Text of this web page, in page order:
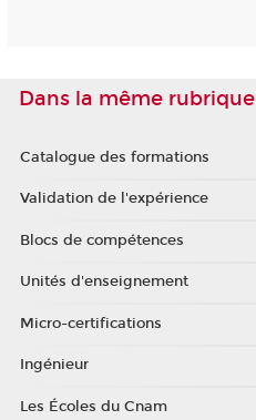
Dans la même rubrique
Catalogue des formations
Validation de l'expérience
Blocs de compétences
Unités d'enseignement
Micro-certifications
Ingénieur
Les Écoles du Cnam